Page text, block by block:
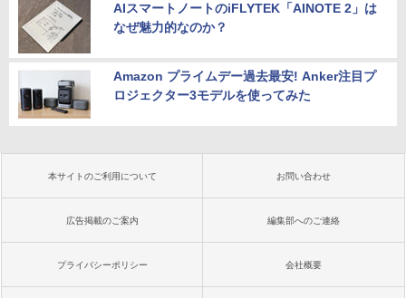
AIスマートノートのiFLYTEK「AINOTE 2」は
なぜ魅力的なのか？
Amazon プライムデー過去最安! Anker注目プ
ロジェクター3モデルを使ってみた
本サイトのご利用について お問い合わせ
広告掲載のご案内 編集部へのご連絡
プライバシーポリシー 会社概要